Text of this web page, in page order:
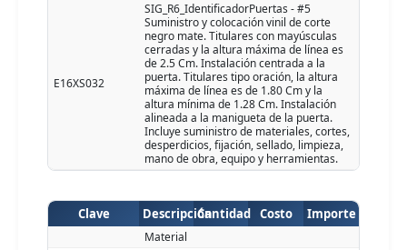
E16XS032
SIG_R6_IdentificadorPuertas - #5
Suministro y colocación vinil de corte
negro mate. Titulares con mayúsculas
cerradas y la altura máxima de línea es
de 2.5 Cm. Instalación centrada a la
puerta. Titulares tipo oración, la altura
máxima de línea es de 1.80 Cm y la
altura mínima de 1.28 Cm. Instalación
alineada a la manigueta de la puerta.
Incluye suministro de materiales, cortes,
desperdicios, fijación, sellado, limpieza,
mano de obra, equipo y herramientas.
Clave DescripciónCantidad Costo Importe
Material